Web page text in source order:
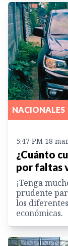
NACIONALES
5:47 PM 18
¿Cuánto
por faltas
¡Tenga
prudente
los
económicas.